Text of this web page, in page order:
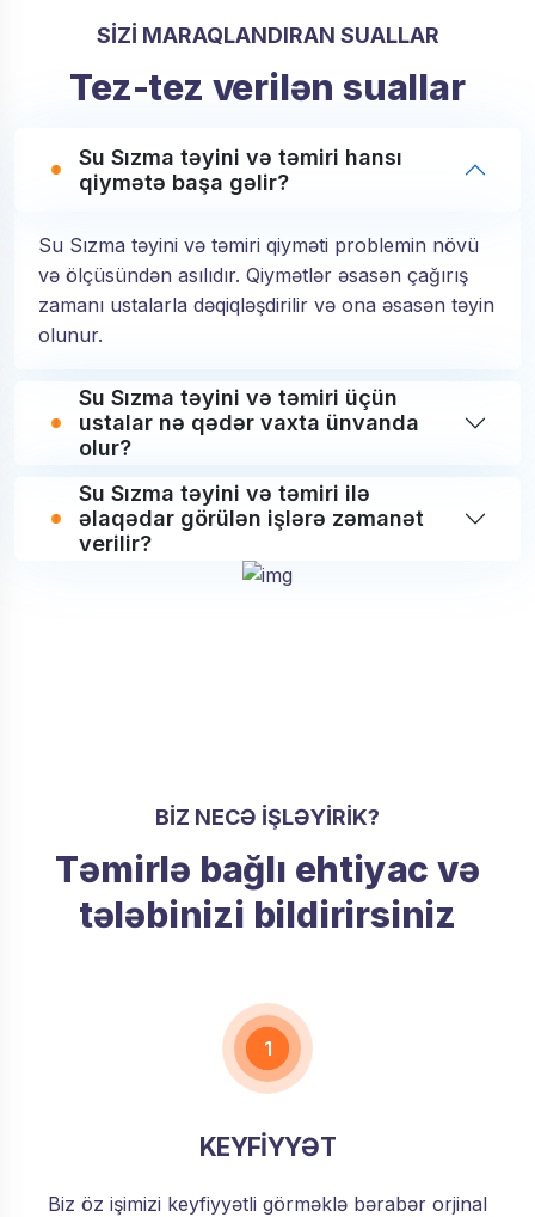
SİZİ MARAQLANDIRAN SUALLAR
Tez-tez verilən suallar
Su Sızma təyini və təmiri hansı
qiymətə başa gəlir?
Su Sızma təyini və təmiri qiyməti problemin növü
və ölçüsündən asılıdır. Qiymətlər əsasən çağırış
zamanı ustalarla dəqiqləşdirilir və ona əsasən təyin
olunur.
Su Sızma təyini və təmiri üçün
ustalar nə qədər vaxta ünvanda
olur?
Su Sızma təyini və təmiri ilə
əlaqədar görülən işlərə zəmanət
verilir?
BIZ NECƏ IŞLƏYIRIK?
Təmirlə bağlı ehtiyac və
tələbinizi bildirirsiniz
1
KEYFİYYƏT
Biz öz işimizi keyfiyyətli görməklə bərabər orjinal